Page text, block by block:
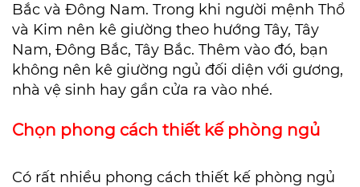
Bắc và Đông Nam. Trong khi người mệnh Thổ
và Kim nên kê giường theo hướng Tây, Tây
Nam, Đông Bắc, Tây Bắc. Thêm vào đó, bạn
không nên kê giường ngủ đối diện với gương,
nhà vệ sinh hay gần cửa ra vào nhé.
Chọn phong cách thiết kế phòng ngủ
Có rất nhiều phong cách thiết kế phòng ngủ